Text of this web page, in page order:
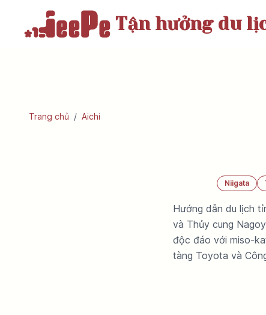
Tận hưởngdu
Trang chủ / Aichi
Niigata
Hướng dẫn du lịch
và Thủy cung
độc đáo với miso-
tàng Toyota và